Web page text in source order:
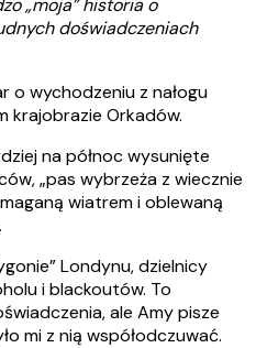
„moja” historia o
doświadczeniach
o wychodzeniu z nałogu
krajobrazie Orkadów.
na północ wysunięte
„pas wybrzeża z wiecznie
wiatrem i oblewaną
Londynu, dzielnicy
i blackoutów. To
ale Amy pisze
mi z nią współodczuwać.